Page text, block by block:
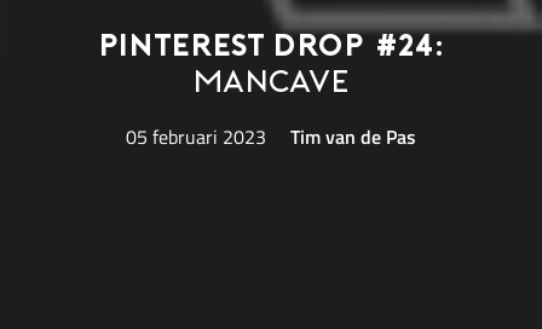
Pinterest Drop #24:
Mancave
05 februari 2023 Tim van de Pas